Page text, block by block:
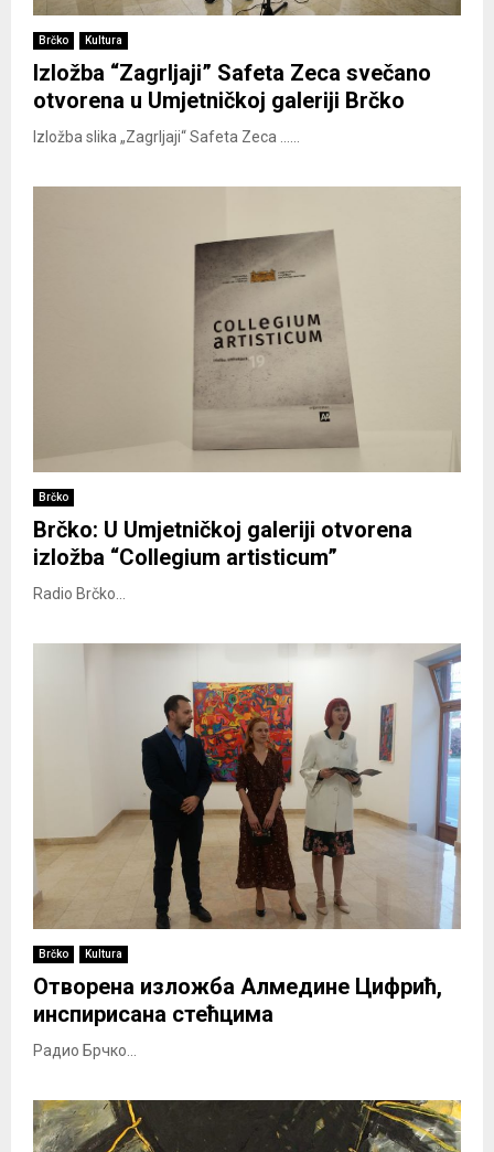
Brčko Kultura
Izložba “Zagrljaji” Safeta Zeca svečano
otvorena u Umjetničkoj galeriji Brčko
Izložba slika „Zagrljaji“ Safeta Zeca ......
Brčko
Brčko: U Umjetničkoj galeriji otvorena
izložba “Collegium artisticum”
Radio Brčko...
Brčko Kultura
Отворена изложба Алмедине Цифрић,
инспирисана стећцима
Радио Брчко...